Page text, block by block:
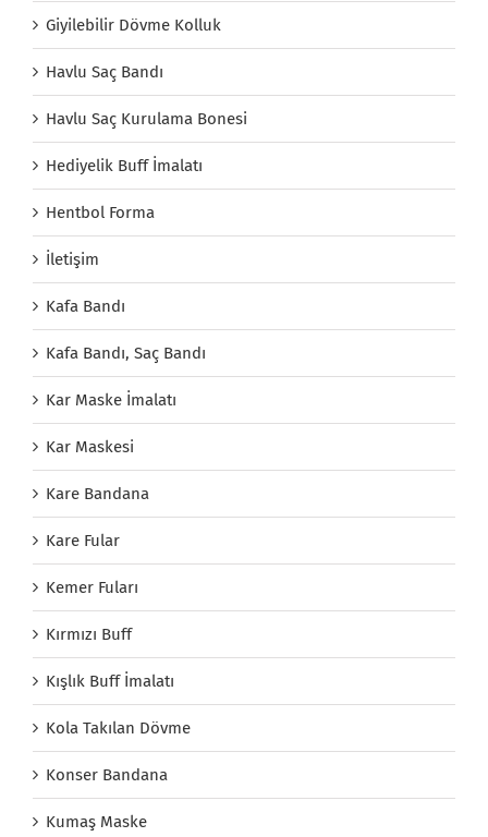
Giyilebilir Dövme Kolluk
Havlu Saç Bandı
Havlu Saç Kurulama Bonesi
Hediyelik Buff İmalatı
Hentbol Forma
İletişim
Kafa Bandı
Kafa Bandı, Saç Bandı
Kar Maske İmalatı
Kar Maskesi
Kare Bandana
Kare Fular
Kemer Fuları
Kırmızı Buff
Kışlık Buff İmalatı
Kola Takılan Dövme
Konser Bandana
Kumaş Maske